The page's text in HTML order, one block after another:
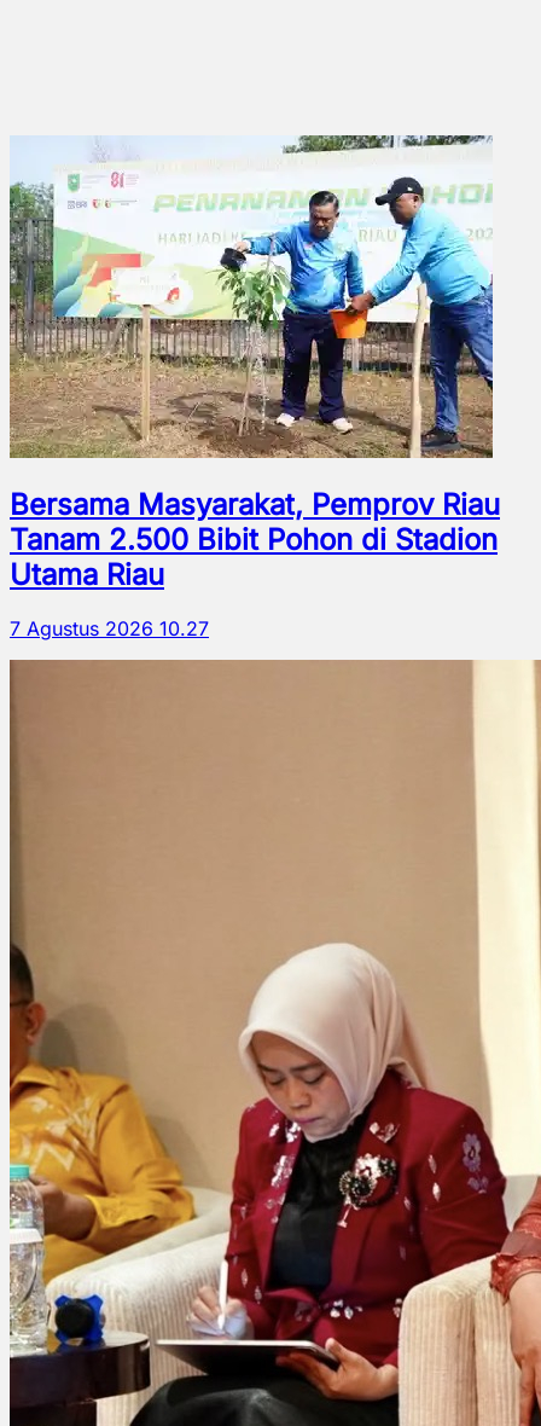
Bersama Masyarakat, Pemprov Riau
Tanam 2.500 Bibit Pohon di Stadion
Utama Riau
7 Agustus 2026 10.27